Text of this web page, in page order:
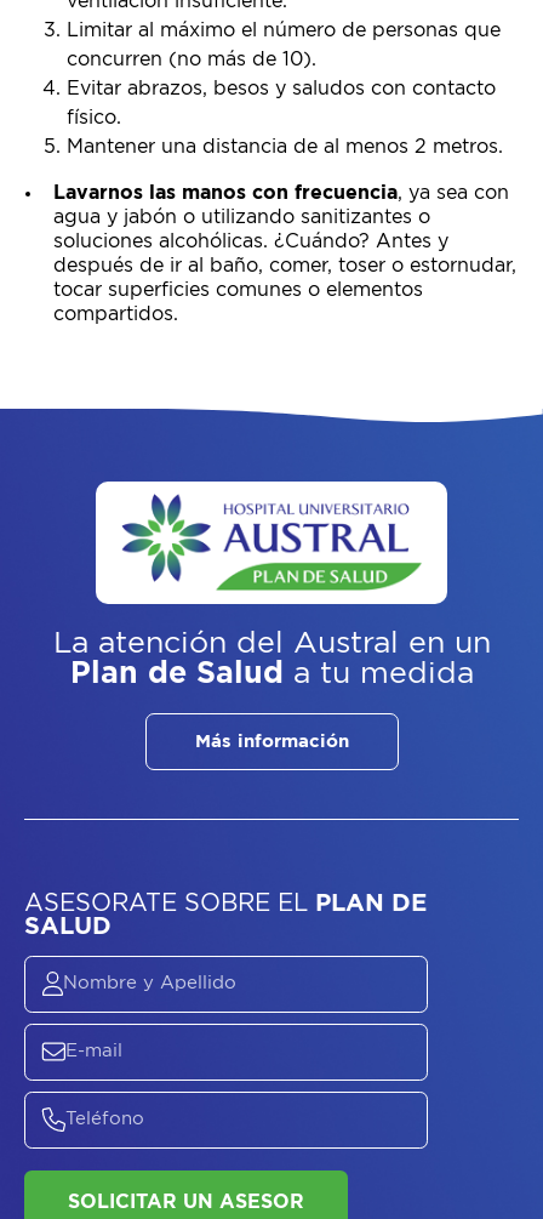
Limitar al máximo el número de personas que
concurren (no más de 10).
Evitar abrazos, besos y saludos con contacto
físico.
Mantener una distancia de al menos 2 metros.
Lavarnos las manos con frecuencia, ya sea con
agua y jabón o utilizando sanitizantes o
soluciones alcohólicas. ¿Cuándo? Antes y
después de ir al baño, comer, toser o estornudar,
tocar superficies comunes o elementos
compartidos.
La atención del Austral
en un
Plan de Salud a tu medida
Más información